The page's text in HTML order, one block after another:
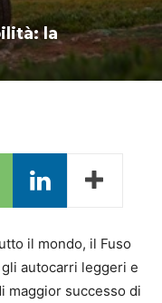
la
il mondo, il Fuso
autocarri leggeri e
maggior successo di